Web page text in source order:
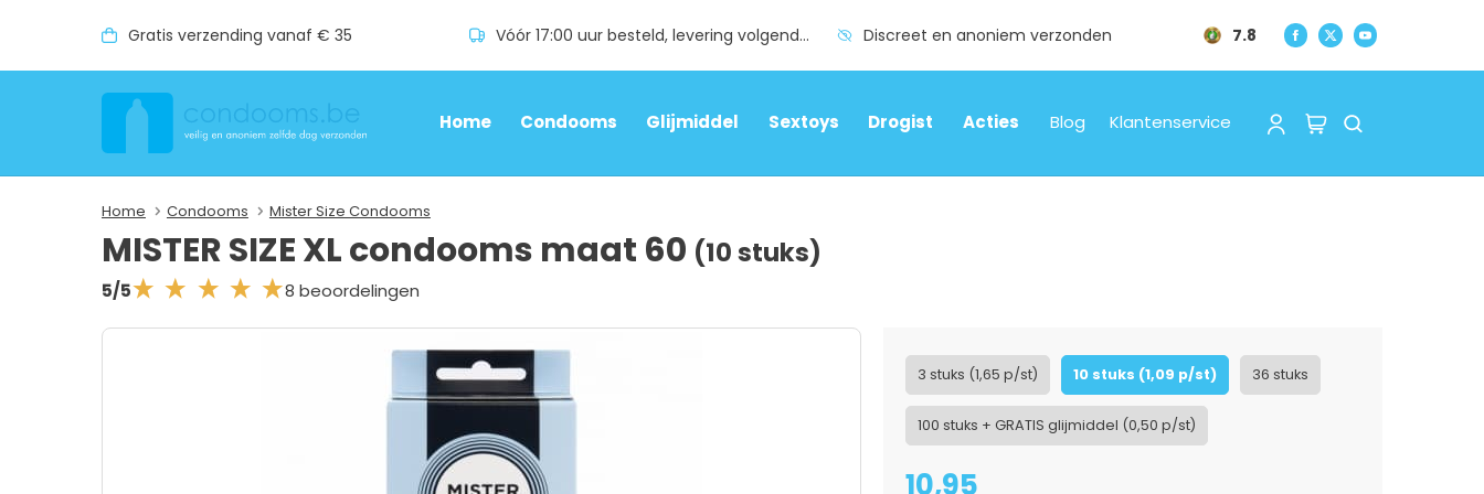
Gratis verzending vanaf € 35 Vóór 17:00 uur besteld, levering volgende dag Discreet en anoniem verzonden 7.8
Blog Klantenservice
Home Condooms Glijmiddel Sextoys Drogist Acties
Home Condooms Mister Size Condooms
MISTER SIZE XL condooms maat 60 (10 stuks)
5/5 8 beoordelingen
3 stuks (1,65 p/st) 10 stuks (1,09 p/st) 36 stuks
100 stuks + GRATIS glijmiddel (0,50 p/st)
10,95